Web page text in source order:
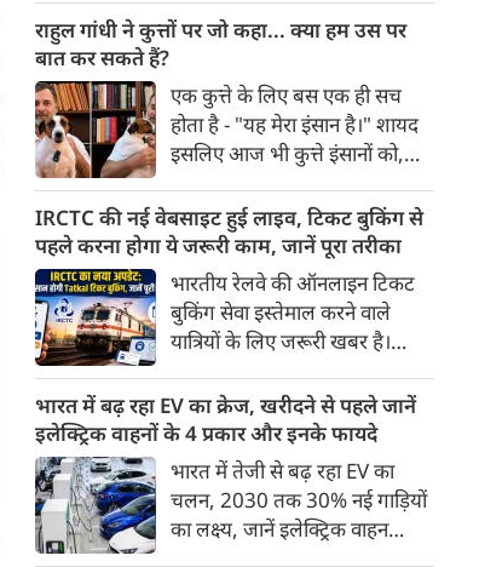
भारत में रहेंगे। ‘ट्रांसफॉर्म रूरल
अनुसार भारत विकसित देशों के
विपरीत समृद्ध बनने से पहले ही वृद्ध
होती आबादी वाले देश की श्रेणी में
पहुंच रहा है।
राहुल गांधी ने कुत्तों पर जो कहा... क्या हम उस पर
बात कर सकते हैं?
एक कुत्ते के लिए बस एक ही सच
होता है - "यह मेरा इंसान है।" शायद
इसलिए आज भी कुत्ते इंसानों को,
भू-राजनीति से लेकर कृत्रिम
बुद्धिमत्ता, जलवायु परिवर्तन से लेकर
क्रिकेट तक हर विषय पर बहस कर
सकते हैं, तो उस जीव पर भी एक
गंभीर चर्चा बनती है जिसने किसी भी
सभ्यता से पहले इंसान का साथ चुना
था। दुर्भाग्य यह है कि आज कुत्तों के
बारे में हमारी राय पशु-चिकित्सकों,
व्यवहार वैज्ञानिकों या विशेषज्ञों से
कम... और व्हाट्सऐप यूनिवर्सिटी से
ज़्यादा बनती है।
IRCTC की नई वेबसाइट हुई लाइव, टिकट बुकिंग से
पहले करना होगा ये जरूरी काम, जानें पूरा तरीका
भारतीय रेलवे की ऑनलाइन टिकट
बुकिंग सेवा इस्तेमाल करने वाले
यात्रियों के लिए जरूरी खबर है।
वेबसाइट का बीटा वर्जन लॉन्च कर
दिया है। करीब 24 साल पुराने
इंटरफेस के बाद वेबसाइट को नए
डिजाइन और कई नए फीचर्स के साथ
अपडेट किया गया है।
भारत में बढ़ रहा EV का क्रेज, खरीदने से पहले जानें
इलेक्ट्रिक वाहनों के 4 प्रकार और इनके फायदे
भारत में तेजी से बढ़ रहा EV का
चलन, 2030 तक 30% नई गाड़ियों
का लक्ष्य, जानें इलेक्ट्रिक वाहन